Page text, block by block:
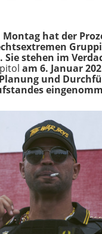
Montag hat der
Sie stehen im
am 6. Januar
und